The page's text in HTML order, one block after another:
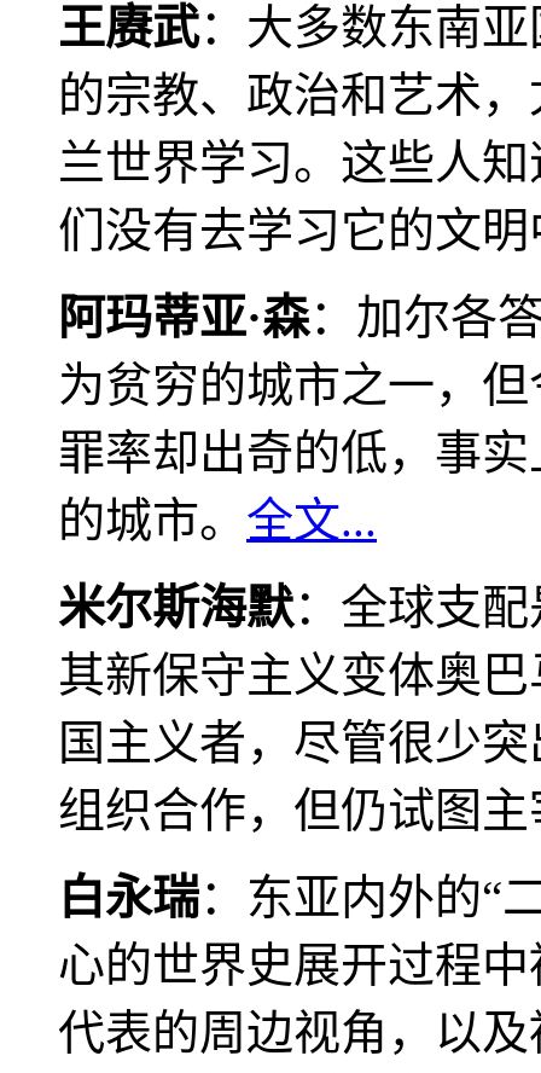
王赓武：大多数东南
的宗教、政治和艺术
兰世界学习。这些人
们没有去学习它的文
阿玛蒂亚·森：加尔各
为贫穷的城市之一，
罪率却出奇的低，事
的城市。 全文...
米尔斯海默：全球支
其新保守主义变体奥
国主义者，尽管很少
组织合作，但仍试图
白永瑞：东亚内外的“
心的世界史展开过程
代表的周边视角，以